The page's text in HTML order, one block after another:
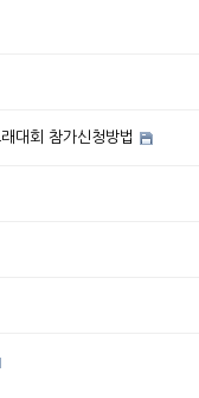
대회 참가신청방법